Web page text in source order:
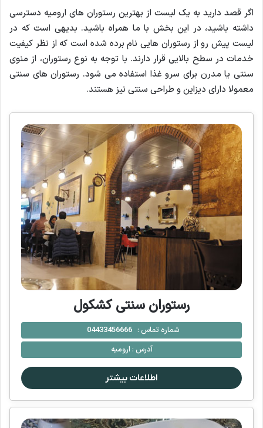
اگر قصد دارید به یک لیست از بهترین رستوران های ارومیه دسترسی
داشته باشید، در این بخش با ما همراه باشید. بدیهی است که در
لیست پیش رو از رستوران هایی نام برده شده است که از نظر کیفیت
خدمات در سطح بالایی قرار دارند. با توجه به نوع رستوران، از منوی
سنتی یا مدرن برای سرو غذا استفاده می شود. رستوران های سنتی
معمولا دارای دیزاین و طراحی سنتی نیز هستند.
رستوران سنتی کشکول
شماره تماس : 04433456666
آدرس : ارومیه
اطلاعات بیشتر